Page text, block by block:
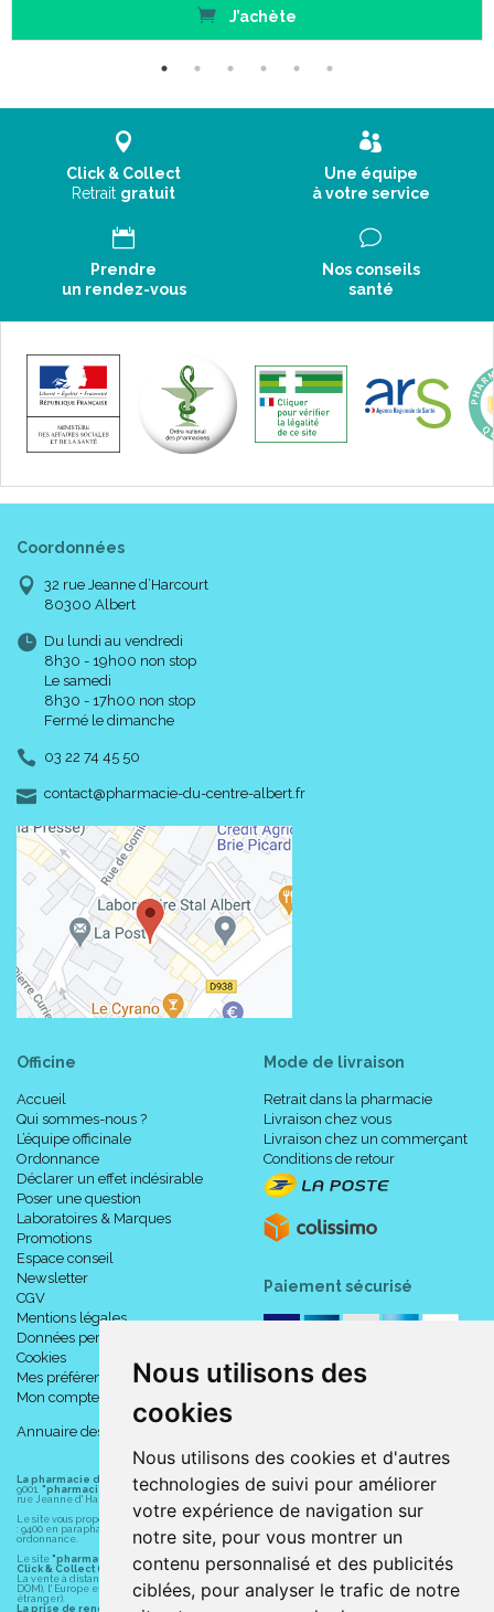
Nous utilisons des
cookies
Nous utilisons des cookies et d'autres
technologies de suivi pour améliorer
votre expérience de navigation sur
notre site, pour vous montrer un
contenu personnalisé et des publicités
ciblées, pour analyser le trafic de notre
J’achète
Click & Collect
Retrait gratuit
Une équipe
à votre service
Prendre
un rendez-vous
Nos conseils
santé
Coordonnées
32 rue Jeanne d’Harcourt
80300 Albert
Du lundi au vendredi
8h30 - 19h00 non stop
Le samedi
8h30 - 17h00 non stop
Fermé le dimanche
03 22 74 45 50
contact-
@-
pharmacie-du-centre-albert.fr
Officine
Accueil
Qui sommes-nous ?
L’équipe officinale
Ordonnance
Déclarer un effet indésirable
Poser une question
Laboratoires & Marques
Promotions
Espace conseil
Newsletter
CGV
Mentions légales
Données personnelles
Cookies
Mes préférences Cookies
Mon compte
Annuaire des pharmacies
Mode de livraison
Retrait dans la pharmacie
Livraison chez vous
Livraison chez un commerçant
Conditions de retour
Paiement sécurisé
La pharmacie du centre à Albert (80300) est une pharmacie française certifiée ISO
9001. "pharmacie-du-centre-albert.fr "est le site internet de la pharmacie du centre
rue Jeanne d' Harcourt, 80300 Albert.
Le site vous propose un large choix de plus de 11000 références, au prix les plus bas possible
: 9400 en parapharmacie, animaux, orthopédie, matériel médical. 1700 en médicaments sans
ordonnance.
Le site "pharmacie-du-centre-albert.fr" vous propose les service suivants :
Click & Collect (retrait gratuit dans la pharmacie).
La vente à distance chez vous et/ou chez un commerçant sur la France (Andorre, Monaco et
DOM), l' Europe et le monde entier (livraison assuré par Colissimo et ses partenaires à l'
étranger).
La prise de rendez-vous.